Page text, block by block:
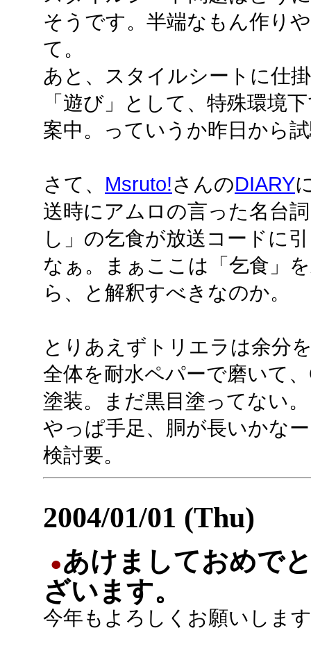
そうです。半端なもん作り
て。
あと、スタイルシートに仕
「遊び」として、特殊環境
案中。っていうか昨日から
さて、 Msruto!さんのDIARY
送時にアムロの言った名台
し」の乞食が放送コードに
なぁ。まぁここは「乞食」
ら、と解釈すべきなのか。
とりあえずトリエラは余分
全体を耐水ペパーで磨いて
塗装。まだ黒目塗ってない。
やっぱ手足、胴が長いかな
検討要。
2004/01/01 (Thu)
●あけましておめで
ざいます。
今年もよろしくお願いしま